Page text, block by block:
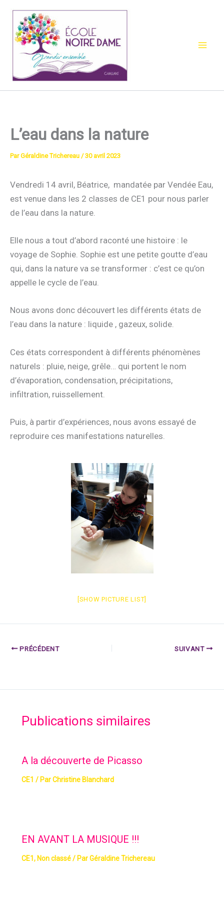
contenu
L’eau dans la nature
ParGéraldine Trichereau /30 avril 2023
Vendredi 14 avril, Béatrice, mandatée par Vendée Eau,
est venue dans les 2 classes de CE1 pour nous parler
de l’eau dans la nature.
Elle nous a tout d’abord raconté une histoire : le
voyage de Sophie. Sophie est une petite goutte d’eau
qui, dans la nature va se transformer : c’est ce qu’on
appelle le cycle de l’eau.
Nous avons donc découvert les différents états de
l’eau dans la nature : liquide , gazeux, solide.
Ces états correspondent à différents phénomènes
naturels : pluie, neige, grêle… qui portent le nom
d’évaporation, condensation, précipitations,
infiltration, ruissellement.
Puis, à partir d’expériences, nous avons essayé de
reproduire ces manifestations naturelles.
[SHOW PICTURE LIST]
PRÉCÉDENT SUIVANT
Publications similaires
A la découverte de Picasso
CE1 / ParChristine Blanchard
EN AVANT LA MUSIQUE !!!
CE1 , Non classé/ ParGéraldine Trichereau